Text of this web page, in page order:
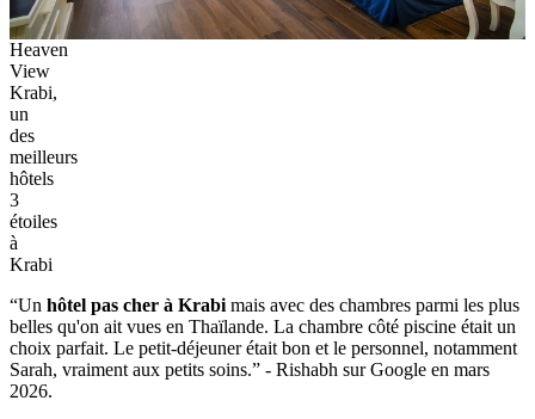
Heaven
View
Krabi,
un
des
meilleurs
hôtels
3
étoiles
à
Krabi
“Un hôtel pas cher à Krabi mais avec des chambres parmi les plus
belles qu'on ait vues en Thaïlande. La chambre côté piscine était un
choix parfait. Le petit-déjeuner était bon et le personnel, notamment
Sarah, vraiment aux petits soins.” - Rishabh sur Google en mars
2026.